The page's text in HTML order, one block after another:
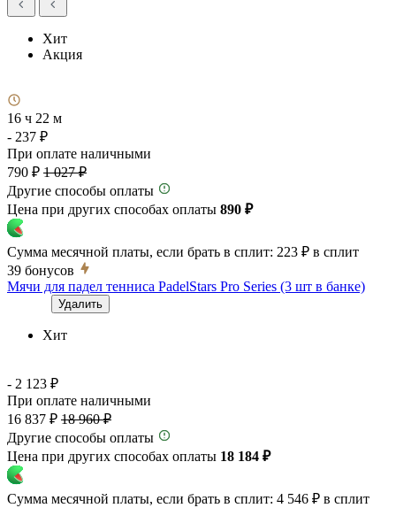
Хит
Акция
16 ч 22 м
- 237 ₽
При оплате наличными
790 ₽ 1 027 ₽
Другие способы оплаты
Цена при других способах оплаты 890 ₽
Сумма месячной платы, если брать в сплит: 223 ₽ в сплит
39 бонусов
Мячи для падел тенниса PadelStars Pro Series (3 шт в банке)
Удалить
Хит
- 2 123 ₽
При оплате наличными
16 837 ₽ 18 960 ₽
Другие способы оплаты
Цена при других способах оплаты 18 184 ₽
Сумма месячной платы, если брать в сплит: 4 546 ₽ в сплит